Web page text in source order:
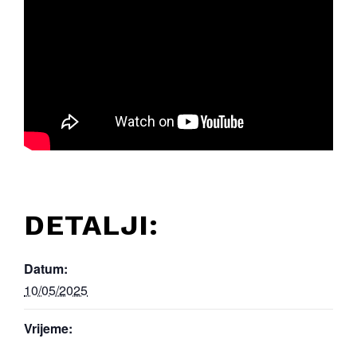
DETALJI:
Datum:
10/05/2025
Vrijeme: